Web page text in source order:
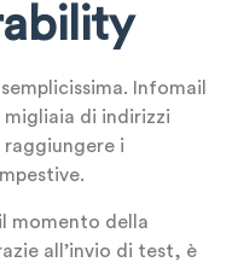
Infomail
di indirizzi
i
momento della
all’invio di test, è